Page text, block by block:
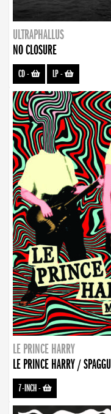
ULTRAPHALLUS
NO CLOSURE
CD- LP-
LE PRINCE HARRY
LE PRINCE HARRY /
7-INCH-